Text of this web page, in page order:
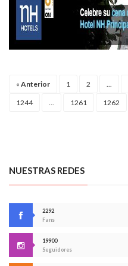
« Anterior 1 2
1244 1261 1262
NUESTRAS REDES
2292
Fans
19900
Seguidores